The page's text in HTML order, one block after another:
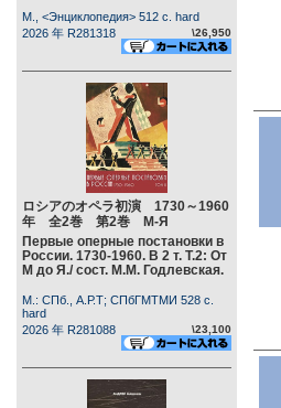
М., <Энциклопедия> 512 c. hard
2026 年 R281318
\26,950
ロシアのオペラ初演 1730～1960
年 全2巻 第2巻 М-Я
Первые оперные постановки в
России. 1730-1960. В 2 т. Т.2: От
М до Я./ сост. М.М. Годлевская.
М.: СПб., А.Р.Т; СПбГМТМИ 528 c.
hard
2026 年 R281088
\23,100